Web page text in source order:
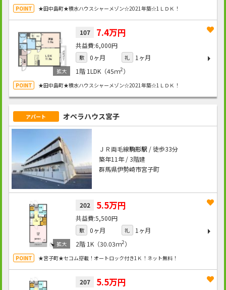
★田中島町★積水ハウスシャーメゾン☆2021年築☆1ＬＤＫ！
107 7.4万円
6,000円
敷 0ヶ月 礼
1ヶ月
1階 1LDK（45ｍ2）
★田中島町★積水ハウスシャーメゾン☆2021年築☆1ＬＤＫ！
アパート オペラハウス宮子
ＪＲ両毛線駒形駅/ 徒歩33分
築年11年 / 3階建
群馬県伊勢崎市宮子町
202 5.5万円
5,500円
敷 0ヶ月 礼
1ヶ月
2階 1K（30.03ｍ2）
★宮子町★セコム搭載！オートロック付き1Ｋ！ネット無料！
207 5.5万円